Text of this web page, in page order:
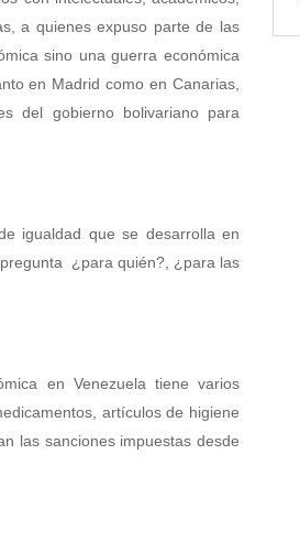
a quienes expuso parte de las
sino una guerra económica
en Madrid como en Canarias,
del gobierno bolivariano para
igualdad que se desarrolla en
¿para quién?, ¿para las
en Venezuela tiene varios
artículos de higiene
las sanciones impuestas desde